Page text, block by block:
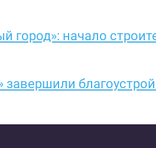
город»: начало
завершили